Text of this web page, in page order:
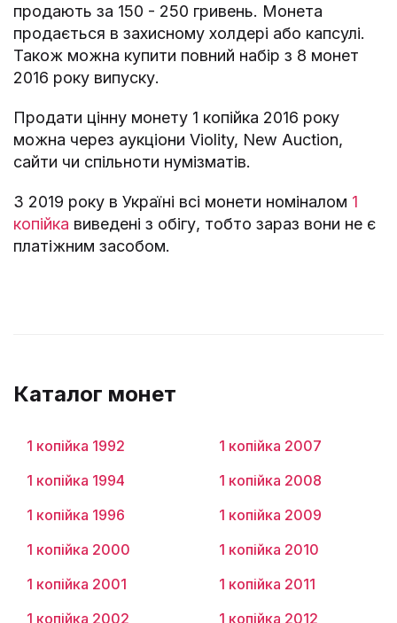
продають за 150 - 250 гривень. Монета
продається в захисному холдері або капсулі.
Також можна купити повний набір з 8 монет
2016 року випуску.
Продати цінну монету 1 копійка 2016 року
можна через аукціони Violity, New Auction,
сайти чи спільноти нумізматів.
З 2019 року в Україні всі монети номіналом 1
копійка виведені з обігу, тобто зараз вони не є
платіжним засобом.
Каталог монет
1 копійка 1992
1 копійка 1994
1 копійка 1996
1 копійка 2000
1 копійка 2001
1 копійка 2002
1 копійка 2007
1 копійка 2008
1 копійка 2009
1 копійка 2010
1 копійка 2011
1 копійка 2012